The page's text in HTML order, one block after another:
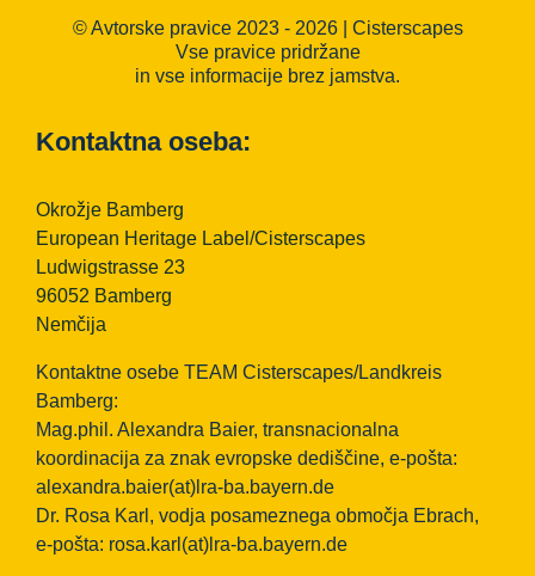
© Avtorske pravice 2023 - 2026 | Cisterscapes
Vse pravice pridržane
in vse informacije brez jamstva.
Kontaktna oseba:
Okrožje Bamberg
European Heritage Label/Cisterscapes
Ludwigstrasse 23
96052 Bamberg
Nemčija
Kontaktne osebe TEAM Cisterscapes/Landkreis
Bamberg:
Mag.phil. Alexandra Baier, transnacionalna
koordinacija za znak evropske dediščine, e-pošta:
alexandra.baier(at)lra-ba.bayern.de
Dr. Rosa Karl, vodja posameznega območja Ebrach,
e-pošta: rosa.karl(at)lra-ba.bayern.de